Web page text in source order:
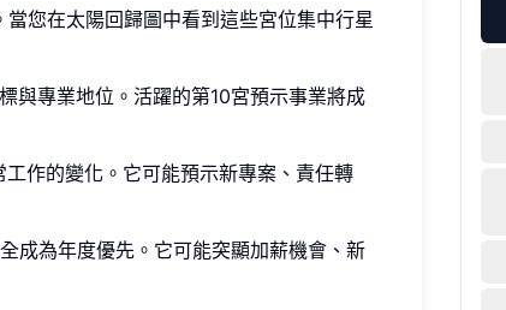
您在太陽回歸圖中看到這些宮位集中行星
與專業地位。活躍的第10宮預示事業將成
作的變化。它可能預示新專案、責任轉
成為年度優先。它可能突顯加薪機會、新